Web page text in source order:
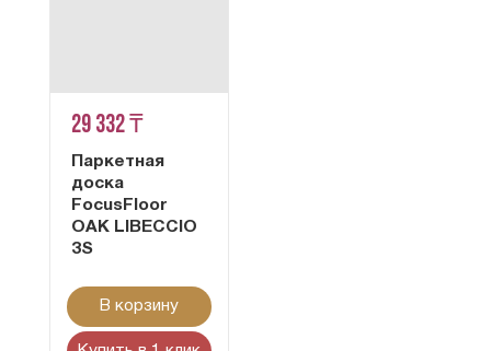
29 332 ₸
Паркетная
доска
FocusFloor
OAK LIBECCIO
3S
В корзину